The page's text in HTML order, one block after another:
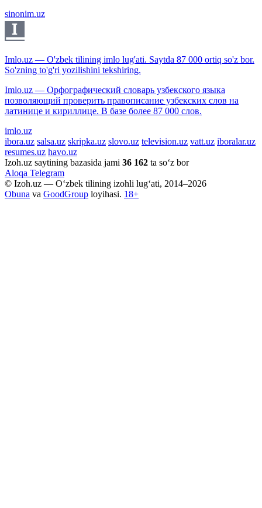
sinonim.uz
Imlo.uz — O'zbek tilining imlo lug'ati. Saytda 87 000 ortiq so'z bor.
So'zning to'g'ri yozilishini tekshiring.
Imlo.uz — Орфографический словарь узбекского языка
позволяющий проверить правописание узбекских слов на
латинице и кириллице. В базе более 87 000 слов.
imlo.uz
ibora.uz salsa.uz skripka.uz slovo.uz television.uz vatt.uz iboralar.uz
resumes.uz havo.uz
Izoh.uz saytining bazasida jami 36 162 ta so‘z bor
Aloqa Telegram
© Izoh.uz — O‘zbek tilining izohli lug‘ati, 2014–2026
Obuna va GoodGroup loyihasi. 18+